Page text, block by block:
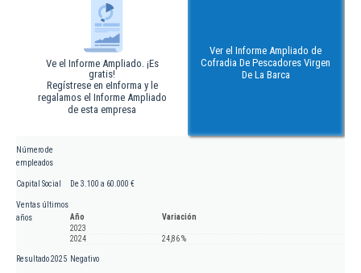
Ve el Informe Ampliado. ¡Es
gratis!
Regístrese en eInforma y le
regalamos el Informe Ampliado
de esta empresa
Ver el Informe Ampliado de
Cofradia De Pescadores Virgen
De La Barca
Número de
empleados
Capital Social De 3.100 a 60.000 €
Ventas últimos
años
Año
Variación
2023
2024
24,86 %
Resultado 2025 Negativo